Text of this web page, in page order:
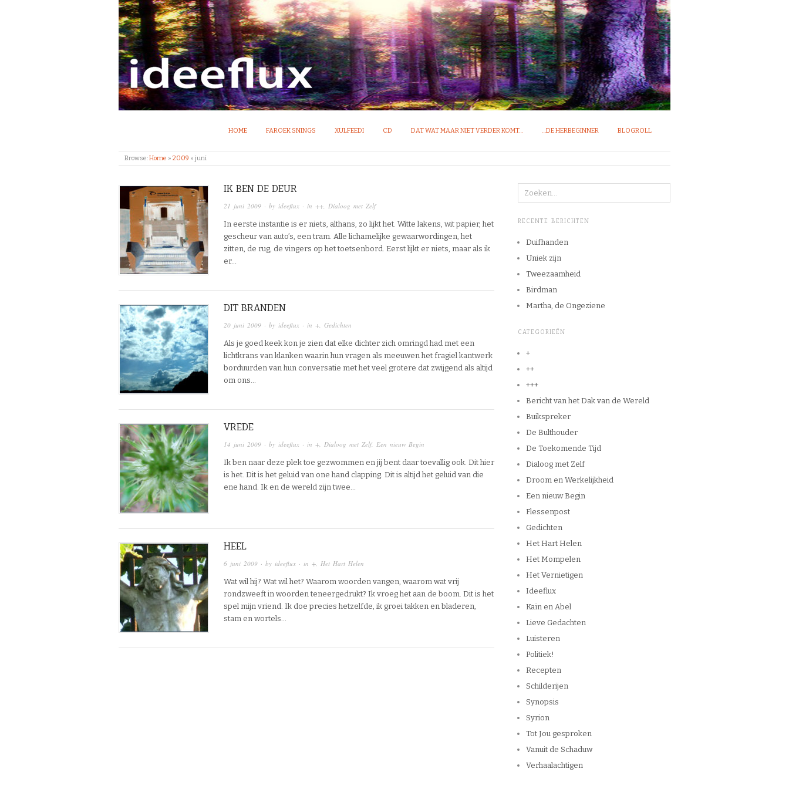
IDEEFLUX | STROOM VAN IDEEËN
HOME FAROEK SNINGS XULFEEDI CD DAT WAT MAAR NIET VERDER KOMT… …DE HERBEGINNER BLOGROLL
Browse:Home » 2009 » juni
IK BEN DE DEUR
21 juni 2009 · by ideeflux · in ++ Dialoog met Zelf
In eerste instantie is er niets, althans, zo lijkt het. Witte lakens, wit papier, het
gescheur van auto’s, een tram. Alle lichamelijke gewaarwordingen, het
zitten, de rug, de vingers op het toetsenbord. Eerst lijkt er niets, maar als ik
er…
DIT BRANDEN
20 juni 2009 · by ideeflux · in + Gedichten
Als je goed keek kon je zien dat elke dichter zich omringd had met een
lichtkrans van klanken waarin hun vragen als meeuwen het fragiel kantwerk
borduurden van hun conversatie met het veel grotere dat zwijgend als altijd
om ons…
VREDE
14 juni 2009 · by ideeflux · in + Dialoog met Zelf, Een nieuw Begin
Ik ben naar deze plek toe gezwommen en jij bent daar toevallig ook. Dit hier
is het. Dit is het geluid van one hand clapping. Dit is altijd het geluid van die
ene hand. Ik en de wereld zijn twee…
HEEL
6 juni 2009 · by ideeflux · in + Het Hart Helen
Wat wil hij? Wat wil het? Waarom woorden vangen, waarom wat vrij
rondzweeft in woorden teneergedrukt? Ik vroeg het aan de boom. Dit is het
spel mijn vriend. Ik doe precies hetzelfde, ik groei takken en bladeren,
stam en wortels…
RECENTE BERICHTEN
Duifhanden
Uniek zijn
Tweezaamheid
Birdman
Martha, de Ongeziene
CATEGORIEËN
+
++
+++
Bericht van het Dak van de Wereld
Buikspreker
De Bulthouder
De Toekomende Tijd
Dialoog met Zelf
Droom en Werkelijkheid
Een nieuw Begin
Flessenpost
Gedichten
Het Hart Helen
Het Mompelen
Het Vernietigen
Ideeflux
Kaïn en Abel
Lieve Gedachten
Luisteren
Politiek!
Recepten
Schilderijen
Synopsis
Syrion
Tot Jou gesproken
Vanuit de Schaduw
Verhaalachtigen